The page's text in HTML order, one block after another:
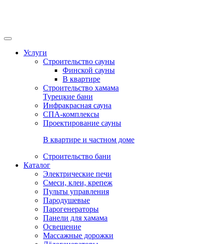
Услуги
Строительство сауны
Финской сауны
В квартире
Строительство хамама
Турецкие бани
Инфракрасная сауна
СПА-комплексы
Проектирование сауны
В квартире и частном доме
Строительство бани
Каталог
Электрические печи
Смеси, клеи, крепеж
Пульты управления
Пародушевые
Парогенераторы
Панели для хамама
Освещение
Массажные дорожки